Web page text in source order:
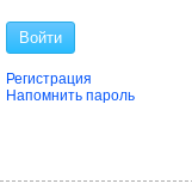
Войти
Регистрация
Напомнить пароль